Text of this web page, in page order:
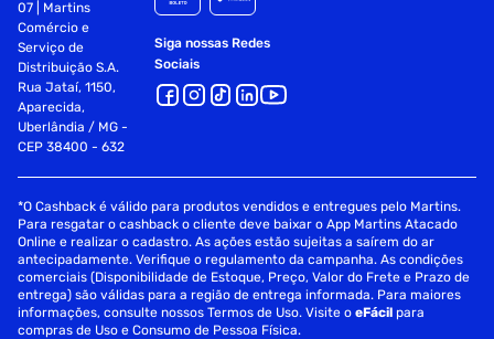
07 | Martins
Comércio e
Serviço de
Distribuição S.A.
Rua Jataí, 1150,
Aparecida,
Uberlândia / MG -
CEP 38400 - 632
Siga nossas Redes
Sociais
*O Cashback é válido para produtos vendidos e entregues pelo Martins.
Para resgatar o cashback o cliente deve baixar o App Martins Atacado
Online e realizar o cadastro. As ações estão sujeitas a saírem do ar
antecipadamente. Verifique o regulamento da campanha. As condições
comerciais (Disponibilidade de Estoque, Preço, Valor do Frete e Prazo de
entrega) são válidas para a região de entrega informada. Para maiores
informações, consulte nossos Termos de Uso. Visite oeFácil para
compras de Uso e Consumo de Pessoa Física.